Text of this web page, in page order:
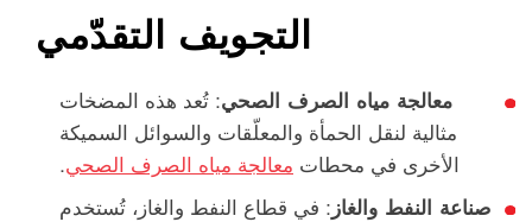
التجويف التقدّمي
معالجة مياه الصرف الصحي: تُعد هذه المضخات
مثالية لنقل الحمأة والمعلّقات والسوائل السميكة
الأخرى في محطات معالجة مياه الصرف الصحي.
صناعة النفط والغاز : في قطاع النفط والغاز، تُستخدم